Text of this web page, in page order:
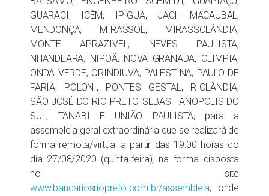
GUARACI, ICÉM, IPIGUA, JACI, MACAUBAL,
MENDONÇA, MIRASSOL, MIRASSOLÂNDIA,
MONTE APRAZIVEL, NEVES PAULISTA,
NHANDEARA, NIPOÃ, NOVA GRANADA, OLIMPIA,
ONDA VERDE, ORINDIUVA, PALESTINA, PAULO DE
FARIA, POLONI, PONTES GESTAL, RIOLÂNDIA,
SÃO JOSÉ DO RIO PRETO, SEBASTIANOPOLIS DO
SUL, TANABI E UNIÃO PAULISTA, para a
assembleia geral extraordinária que se realizará de
forma remota/virtual a partir das 19:00 horas do
dia 27/08/2020 (quinta-feira), na forma disposta
no site
www.bancariosriopreto.com.br/assembleia, onde